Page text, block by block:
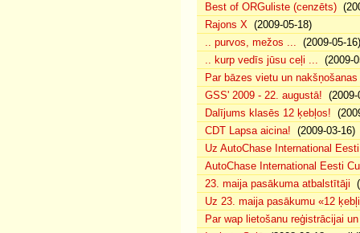
Best of ORGuliste (cenzēts)
Rajons X (2009-05-18)
.. purvos, mežos ... (2009-05-16)
.. kurp vedīs jūsu ceļi ... (2009-
Par bāzes vietu un
GSS' 2009 - 22. augustā! (2009-
Dalījums klasēs 12 ķebļos!
CDT Lapsa aicina! (2009-03-16)
Uz AutoChase International
AutoChase International Eesti
23. maija pasākuma atbalstītāji
Uz 23. maija pasākumu «12
Par wap lietošanu reģistrācijai